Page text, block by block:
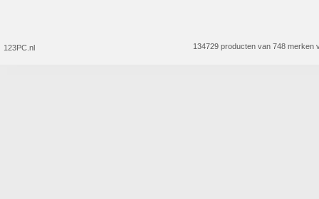
123PC.nl 134729 producten van 748 merken